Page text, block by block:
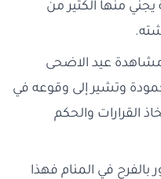
منها الكثير من
عيد الاضحى
وتشير إلى وقوعه في
القرارات والحكم
بالفرح في المنام فهذا